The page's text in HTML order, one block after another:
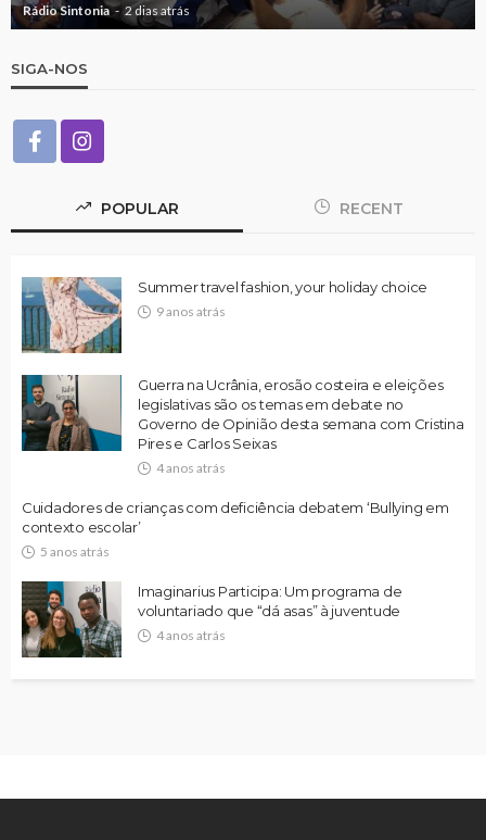
Rádio Sintonia 2 dias atrás
SIGA-NOS
POPULAR RECENT
Summer travel fashion, your holiday choice
9 anos atrás
Guerra na Ucrânia, erosão costeira e eleições
legislativas são os temas em debate no
Governo de Opinião desta semana com Cristina
Pires e Carlos Seixas
4 anos atrás
Cuidadores de crianças com deficiência debatem ‘Bullying em
contexto escolar’
5 anos atrás
Imaginarius Participa: Um programa de
voluntariado que “dá asas” à juventude
4 anos atrás